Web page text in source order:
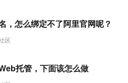
区
，怎么绑定不了阿里官网呢？
托管，下面该怎么做